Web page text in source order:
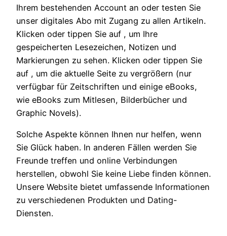
Ihrem bestehenden Account an oder testen Sie
unser digitales Abo mit Zugang zu allen Artikeln.
Klicken oder tippen Sie auf , um Ihre
gespeicherten Lesezeichen, Notizen und
Markierungen zu sehen. Klicken oder tippen Sie
auf , um die aktuelle Seite zu vergrößern (nur
verfügbar für Zeitschriften und einige eBooks,
wie eBooks zum Mitlesen, Bilderbücher und
Graphic Novels).
Solche Aspekte können Ihnen nur helfen, wenn
Sie Glück haben. In anderen Fällen werden Sie
Freunde treffen und online Verbindungen
herstellen, obwohl Sie keine Liebe finden können.
Unsere Website bietet umfassende Informationen
zu verschiedenen Produkten und Dating-
Diensten.